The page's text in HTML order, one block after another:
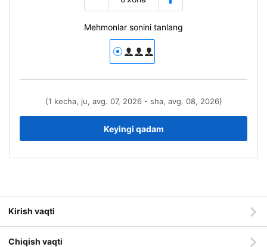
Mehmonlar sonini tanlang
(1 kecha, ju, avg. 07, 2026 - sha, avg. 08, 2026)
Keyingi qadam
Kirish vaqti
Chiqish vaqti